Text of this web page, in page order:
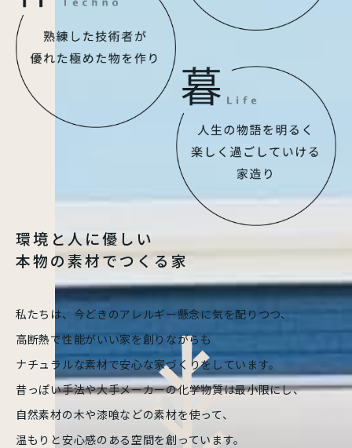
環境と人に優しい
本物の素材でつくる家
私たちは、今どきのアレルギー懸念に気を配りつつ、
高断熱で性能がいい家を創りながらも
ナチュラルな素材で安心な家づくりをしています。
昔っぽい手法や大手メーカーの化学物質は最小限にし、
自然素材の木や漆喰などの素材を使って、
温もりと安心感のある空間を創っています。